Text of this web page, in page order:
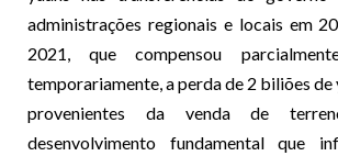
administrações regionais e locais em
2021, que compensou
temporariamente, a perda de 2 biliões de
provenientes da venda de
desenvolvimento fundamental que